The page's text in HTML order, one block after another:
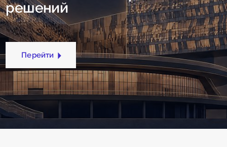
решений
Перейти